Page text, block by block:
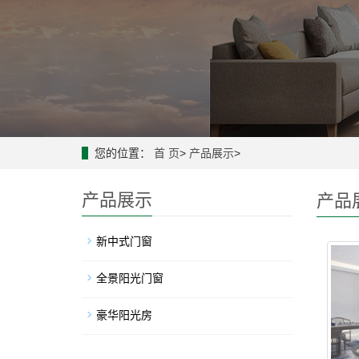
您的位置： 首 页> 产品展示>
产品
产品展示
新中式门窗
全景阳光门窗
豪华阳光房